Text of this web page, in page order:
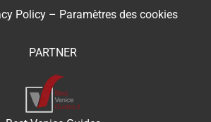
Policy – Paramètres des cookies
PARTNER